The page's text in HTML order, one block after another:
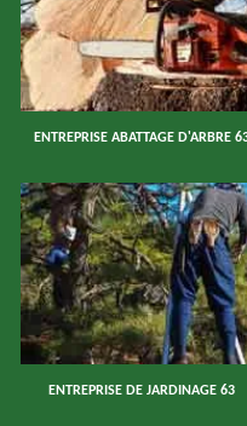
ENTREPRISE ABATTAGE D'ARBRE
ENTREPRISE DE JARDINAGE 63